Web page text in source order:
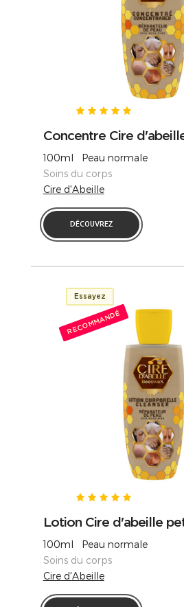
Concentre Cire
100ml Peau normale
Soins du corps
Cire d'Abeille
DÉCOUVREZ
Essayez
RECOMMANDÉ
Lotion Cire d'abeille
100ml Peau normale
Soins du corps
Cire d'Abeille